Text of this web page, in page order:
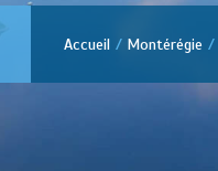
Accueil Montérégie